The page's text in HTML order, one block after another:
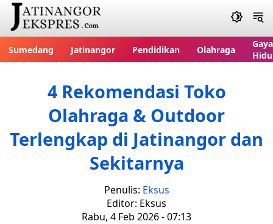
Sumedang Jatinangor Pendidikan Olahraga
Gaya
4 Rekomendasi Toko
Olahraga & Outdoor
Terlengkap di Jatinangor dan
Sekitarnya
Penulis: Eksus
Editor: Eksus
Rabu, 4 Feb 2026 - 07:13